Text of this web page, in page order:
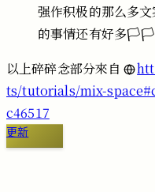
强作积极的那么多
的事情还有好多🏳️🏳️
以上碎碎念部分來自
ts/tutorials/mix-
c46517
更新